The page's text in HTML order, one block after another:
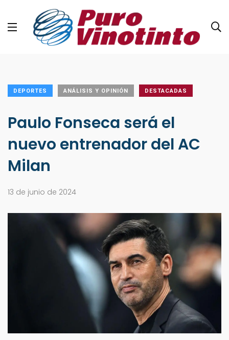
DEPORTES ANÁLISIS Y OPINIÓN DESTACADAS
Paulo Fonseca será el
nuevo entrenador del AC
Milan
13 de junio de 2024